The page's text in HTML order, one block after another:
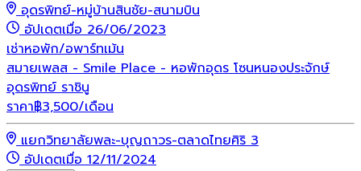
อุดรพิทย์-หมู่บ้านสินชัย-สนามบิน
อัปเดตเมื่อ 26/06/2023
เช่าหอพัก/อพาร์ทเม้น
สมายเพลส - Smile Place - หอพักอุดร โซนหนองประจักษ์
อุดรพิทย์ ราชินู
ราคา฿3,500/เดือน
แยกวิทยาลัยพละ-บุญถาวร-ตลาดไทยศิริ 3
อัปเดตเมื่อ 12/11/2024